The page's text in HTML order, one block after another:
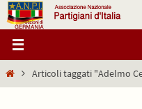
Salta
al
contenuto
HomeArticoli taggati "Adelmo